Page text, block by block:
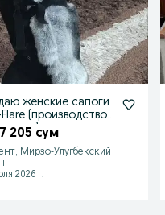
женские сапоги
Flare (производство
205 сум
Мирзо-Улугбекский
2026 г.